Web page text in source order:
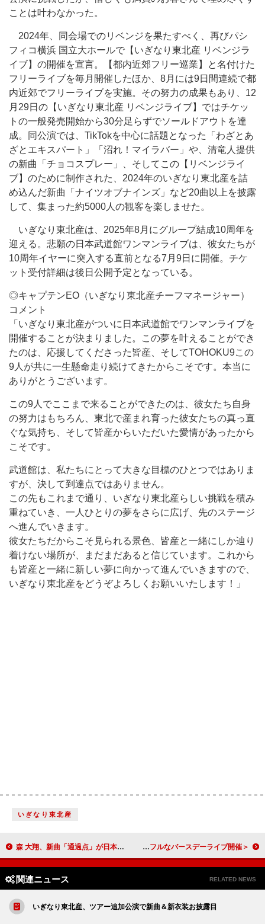
ことは叶わなかった。
2024年、同会場でのリベンジを果たすべく、再びパシ
フィコ横浜 国立大ホールで【いぎなり東北産 リベンジラ
イブ】の開催を宣言。【都内近郊フリー巡業】と名付けた
フリーライブを毎月開催したほか、8月には9日間連続で都
内近郊でフリーライブを実施。その努力の成果もあり、12
月29日の【いぎなり東北産 リベンジライブ】ではチケッ
トの一般発売開始から30分足らずでソールドアウトを達
成。同公演では、TikTokを中心に話題となった「わざとあ
ざとエキスパート」「沼れ！マイラバー」や、清竜人提供
の新曲「チョコスプレー」、そしてこの【リベンジライ
ブ】のために制作された、2024年のいぎなり東北産を詰
め込んだ新曲「ナイツオブナインズ」など20曲以上を披露
して、集まった約5000人の観客を楽しませた。
いぎなり東北産は、2025年8月にグループ結成10周年を
迎える。悲願の日本武道館ワンマンライブは、彼女たちが
10周年イヤーに突入する直前となる7月9日に開催。チケ
ット受付詳細は後日公開予定となっている。
◎キャプテンEO（いぎなり東北産チーフマネージャー）
コメント
「いぎなり東北産がついに日本武道館でワンマンライブを
開催することが決まりました。この夢を叶えることができ
たのは、応援してくださった皆産、そしてTOHOKU9この
9人が共に一生懸命走り続けてきたからこそです。本当に
ありがとうございます。
この9人でここまで来ることができたのは、彼女たち自身
の努力はもちろん、東北で産まれ育った彼女たちの真っ直
ぐな気持ち、そして皆産からいただいた愛情があったから
こそです。
武道館は、私たちにとって大きな目標のひとつではありま
すが、決して到達点ではありません。
この先もこれまで通り、いぎなり東北産らしい挑戦を積み
重ねていき、一人ひとりの夢をさらに広げ、先のステージ
へ進んでいきます。
彼女たちだからこそ見られる景色、皆産と一緒にしか辿り
着けない場所が、まだまだあると信じています。これから
も皆産と一緒に新しい夢に向かって進んでいきますので、
いぎなり東北産をどうぞよろしくお願いいたします！」
いぎなり東北産
森 大翔、新曲「通過点」が日本赤十字社「はたちの献血」キャンペーン新CMソングに決定 ＜ライブレポート＞ギタリストakkin「音楽やってきてよかった」 Taka（ONE OK ROCK）、阿部真央、崎山蒼志、黒猫同盟を迎えたハートフルなバースデーライブ開催
関連ニュース RELATED NEWS
いぎなり東北産、ツアー追加公演で新曲＆新衣装お披露目